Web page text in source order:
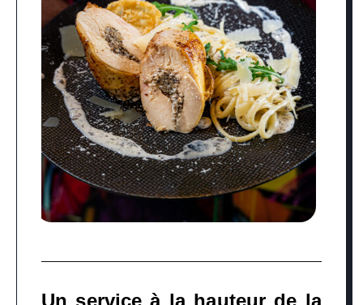
Un service à la hauteur de la